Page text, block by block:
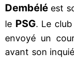
Dembélé est
le PSG. Le
envoyé un
avant son